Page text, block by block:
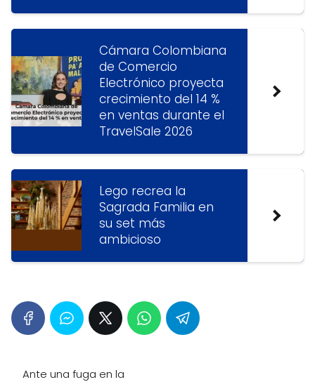
Cámara Colombiana
de Comercio
Electrónico proyecta
crecimiento del 14 %
en ventas durante el
TravelSale 2026
Lego recrea la
Sagrada Familia en
su set más
ambicioso
Ante una fuga en la